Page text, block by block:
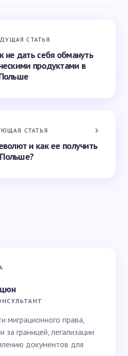
СТАТЬЯ
не дать себя обмануть
продуктами в
СТАТЬЯ
и как ее получить
опубликован.
миграционного права,
за границей, легализации
документов для